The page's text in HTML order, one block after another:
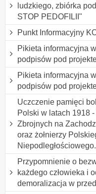
ludzkiego, zbiórka
STOP PEDOFILII"
Punkt Informacyjny
Pikieta informacyjna
podpisów pod
Pikieta informacyjna
podpisów pod
Uczczenie pamięci
Polski w latach 1918
Zbrojnych na
oraz żołnierzy
Niepodległościowego.
Przypomnienie o
każdego człowieka i
demoralizacja w